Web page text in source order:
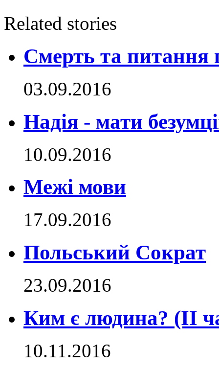
Related stories
Смерть та питання
03.09.2016
Надія - мати
10.09.2016
Межі мови
17.09.2016
Польський Сократ
23.09.2016
Ким є людина? (ІІ
10.11.2016